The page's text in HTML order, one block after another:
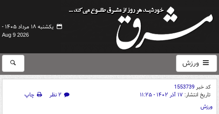
یکشنبه ۱۸ مرداد ۱۴۰۵ -
Aug 9 2026
ورزش
کد خبر1553739
تاریخ انتشار: ۱۷ آذر ۱۴۰۲ - ۱۱:۲۵ ۲ نظر
چاپ
ورزش